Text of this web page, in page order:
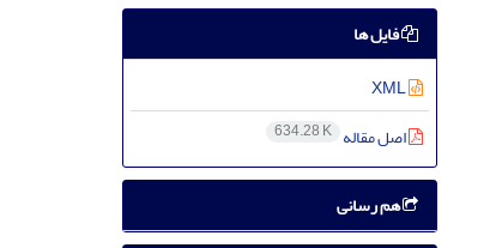
فایل ها
XML
اصل مقاله 634.28 K
هم رسانی